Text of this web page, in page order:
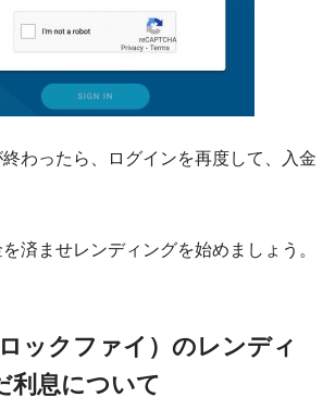
わったら、ログインを再度して、入金
済ませレンディングを始めましょう。
ックファイ）のレンディ
利息について